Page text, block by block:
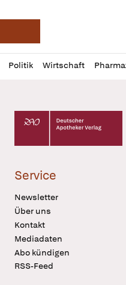
Deutsche
Politik Wirtschaft
Profil
öffnen
Daz
Pur
Deutscher Apotheker
Service
Newsletter
Über uns
Kontakt
Mediadaten
Abo kündigen
RSS-Feed